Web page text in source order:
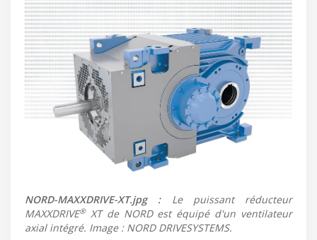
NORD-MAXXDRIVE-XT.jpg :Le puissant réducteur
MAXXDRIVE®XT de NORD est équipé d'un ventilateur
axial intégré. Image : NORD DRIVESYSTEMS.